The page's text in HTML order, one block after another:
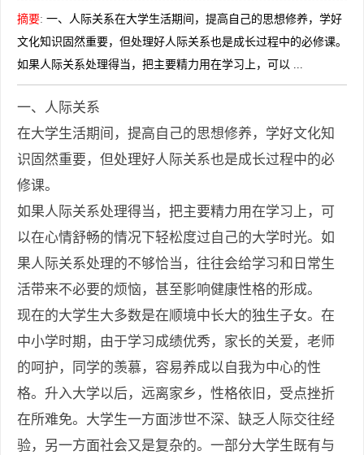
摘要: 一、人际关系在大学生活期间，提高自己的思想修养，学好
文化知识固然重要，但处理好人际关系也是成长过程中的必修课。
如果人际关系处理得当，把主要精力用在学习上，可以 ...
一、人际关系
在大学生活期间，提高自己的思想修养，学好文化知
识固然重要，但处理好人际关系也是成长过程中的必
修课。
如果人际关系处理得当，把主要精力用在学习上，可
以在心情舒畅的情况下轻松度过自己的大学时光。如
果人际关系处理的不够恰当，往往会给学习和日常生
活带来不必要的烦恼，甚至影响健康性格的形成。
现在的大学生大多数是在顺境中长大的独生子女。在
中小学时期，由于学习成绩优秀，家长的关爱，老师
的呵护，同学的羡慕，容易养成以自我为中心的性
格。升入大学以后，远离家乡，性格依旧，受点挫折
在所难免。大学生一方面涉世不深、缺乏人际交往经
验，另一方面社会又是复杂的。一部分大学生既有与